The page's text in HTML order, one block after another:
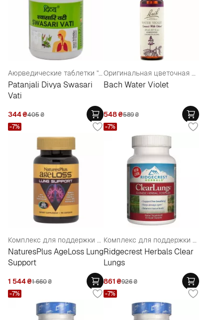
Аюрведические таблетки "Свасари Вати"
Patanjali Divya Swasari
Vati
344₴405₴
Оригинальная цветочная эссенция "Водная Фиалка"
Bach Water Violet
548₴589₴
Комплекс для поддержки легких
NaturesPlus AgeLoss Lung
Support
1 544₴1 660₴
-7%
Комплекс для поддержки легких
Ridgecrest Herbals Clear
Lungs
861₴926₴
-7%
-7% -7%